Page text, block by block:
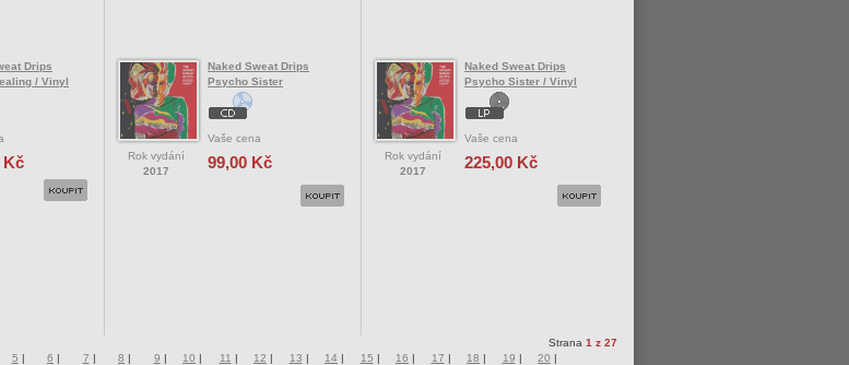
Drips
/ Vinyl
Kč
Rok vydání
2017
Naked Sweat Drips
Psycho Sister
Vaše cena
99,00 Kč
Rok vydání
2017
Naked Sweat Drips
Psycho Sister / Vinyl
Vaše cena
225,00 Kč
Strana 1 z 27
5 | 6 | 7 | 8 | 9 | 10 | 11 | 12 | 13 | 14 | 15 | 16 | 17 | 18 | 19 | 20 |